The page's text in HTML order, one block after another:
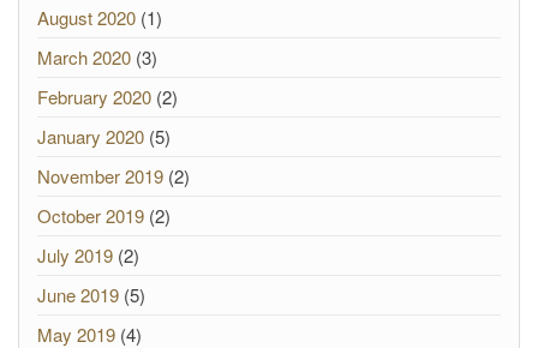
August 2020 (1)
March 2020 (3)
February 2020 (2)
January 2020 (5)
November 2019 (2)
October 2019 (2)
July 2019 (2)
June 2019 (5)
May 2019 (4)